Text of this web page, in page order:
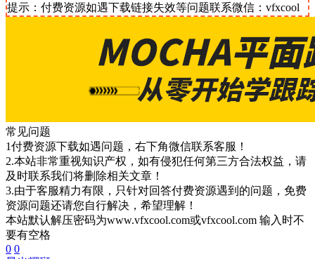
提示：付费资源如遇下载链接失效等问题联系微信：vfxcool
常见问题
1付费资源下载如遇问题，右下角微信联系客服！
2.本站非常重视知识产权，如有侵犯任何第三方合法权益，请
及时联系我们将删除相关文章！
3.由于客服精力有限，只针对回答付费资源遇到的问题，免费
资源问题还请您自行解决，希望理解！
本站默认解压密码为www.vfxcool.com或vfxcool.com 输入时不
要有空格
0 0